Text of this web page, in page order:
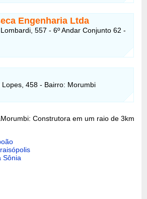
Engenharia Ltda
557 - 6º Andar Conjunto 62 -
458 - Bairro: Morumbi
Construtora em um raio de 3km
Sônia